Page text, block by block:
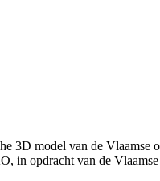
3D model van de
in opdracht van de